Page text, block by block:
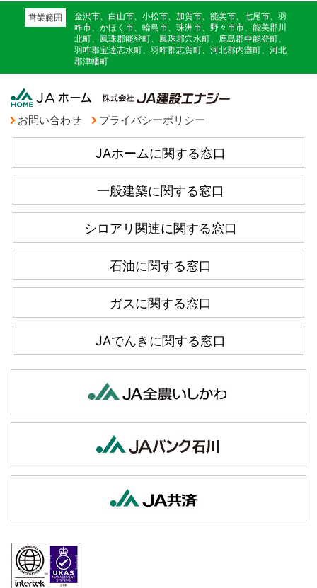
営業範囲
金沢市、白山市、小松市、加賀市、能美市、七尾市、羽
咋市、かほく市、輪島市、珠洲市、野々市市、能美郡川
北町、鳳珠郡能登町、鳳珠郡穴水町、鹿島郡中能登町、
羽咋郡宝達志水町、羽咋郡志賀町、河北郡内灘町、河北
郡津幡町
お問い合わせ プライバシーポリシー
JAホームに関する窓口
一般建築に関する窓口
シロアリ関連に関する窓口
石油に関する窓口
ガスに関する窓口
JAでんきに関する窓口